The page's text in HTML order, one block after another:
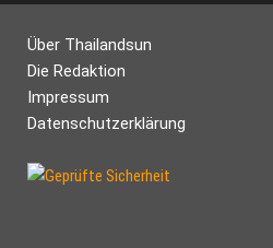
Über Thailandsun
Die Redaktion
Impressum
Datenschutzerklärung